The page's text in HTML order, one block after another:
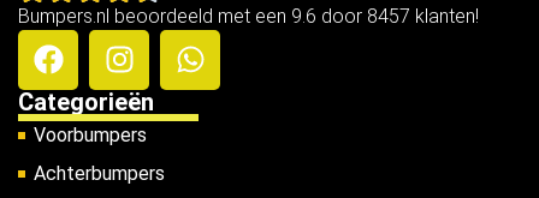
Bumpers.nl beoordeeld met een 9.6 door 8457 klanten!
Categorieën
Voorbumpers
Achterbumpers